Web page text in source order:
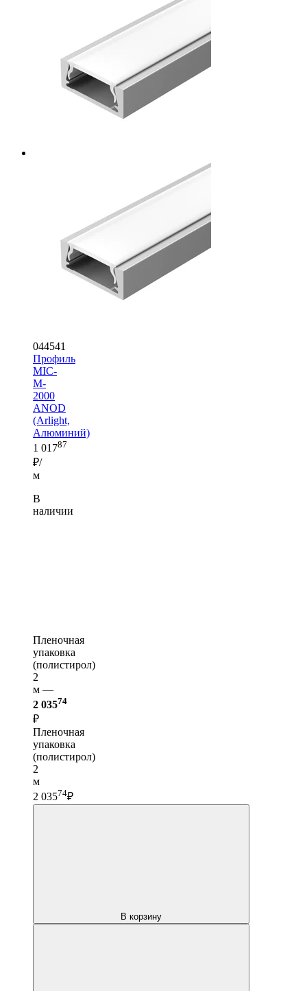
044541
Профиль
MIC-
M-
2000
ANOD
(Arlight,
Алюминий)
1 01787
₽/
м
В
наличии
Пленочная
упаковка
(полистирол)
2
м —
2 03574
₽
Пленочная
упаковка
(полистирол)
2
м
2 03574₽
В корзину